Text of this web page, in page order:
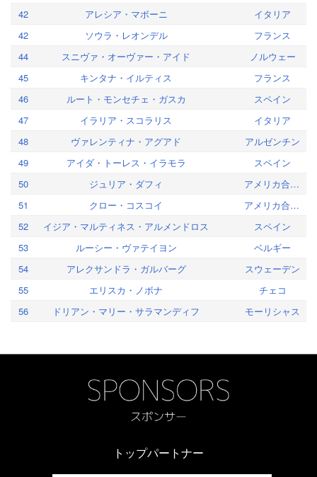
42
アレシア・マボーニ
イタリア
42
ソウラ・レオンデル
フランス
44
スニヴァ・オーヴァー・アイド
ノルウェー
45
キンタナ・イルティス
フランス
46
ルート・モンセチェ・ガスカ
スペイン
47
イラリア・スコラリス
イタリア
48
ヴァレンティナ・アグアド
アルゼンチン
49
アイダ・トーレス・イラモラ
スペイン
50
ジュリア・ダフィ
アメリカ合衆国
51
クロー・コスコイ
アメリカ合衆国
52
イジア・マルティネス・アルメンドロス
スペイン
53
ルーシー・ヴァテイヨン
ベルギー
54
アレクサンドラ・ガルバーグ
スウェーデン
55
エリスカ・ノボナ
チェコ
56
ドリアン・マリー・サラマンディフ モーリシャス
トップパートナー